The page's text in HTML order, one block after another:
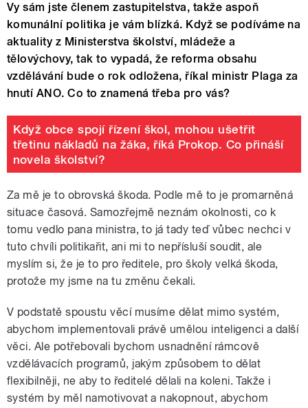
Vy sám jste členem zastupitelstva, takže aspoň
komunální politika je vám blízká. Když se podíváme na
aktuality z Ministerstva školství, mládeže a
tělovýchovy, tak to vypadá, že reforma obsahu
vzdělávání bude o rok odložena, říkal ministr Plaga za
hnutí ANO. Co to znamená třeba pro vás?
Když obce spojí řízení škol, mohou ušetřit
třetinu nákladů na žáka, říká Prokop. Co přináší
novela školství?
Za mě je to obrovská škoda. Podle mě to je promarněná
situace časová. Samozřejmě neznám okolnosti, co k
tomu vedlo pana ministra, to já tady teď vůbec nechci v
tuto chvíli politikařit, ani mi to nepřísluší soudit, ale
myslím si, že je to pro ředitele, pro školy velká škoda,
protože my jsme na tu změnu čekali.
V podstatě spoustu věcí musíme dělat mimo systém,
abychom implementovali právě umělou inteligenci a další
věci. Ale potřebovali bychom usnadnění rámcově
vzdělávacích programů, jakým způsobem to dělat
flexibilněji, ne aby to ředitelé dělali na koleni. Takže i
systém by měl namotivovat a nakopnout, abychom